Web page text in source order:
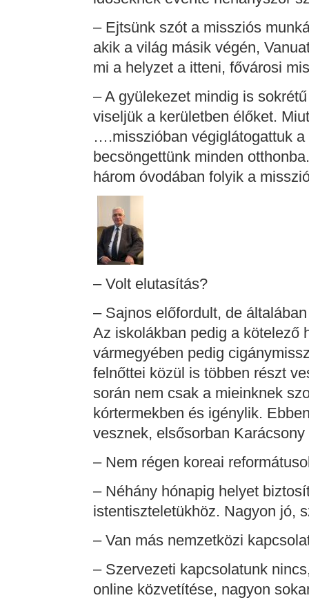
– Ejtsünk szót a missziós
akik a világ másik végén,
mi a helyzet a itteni, fővárosi
– A gyülekezet mindig is
viseljük a kerületben élőket.
….misszióban végiglátogattuk
becsöngettünk minden
három óvodában folyik a
– Volt elutasítás?
– Sajnos előfordult, de
Az iskolákban pedig a kötelező
vármegyében pedig
felnőttei közül is többen részt
során nem csak a mieinknek
kórtermekben és igénylik.
vesznek, elsősorban Karácsony
– Nem régen koreai
– Néhány hónapig helyet
istentiszteletükhöz. Nagyon jó,
– Van más nemzetközi
– Szervezeti kapcsolatunk
online közvetítése, nagyon